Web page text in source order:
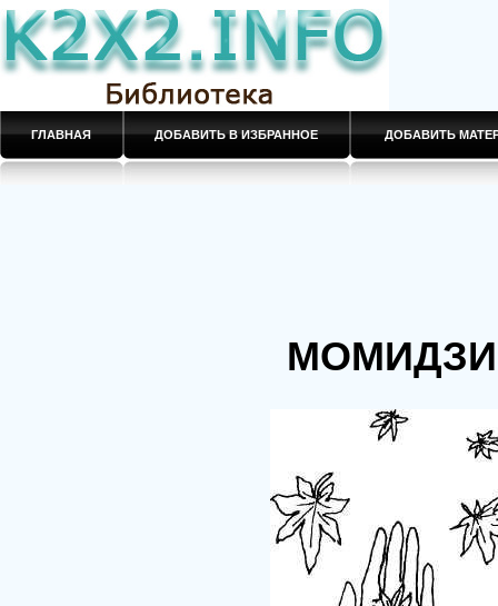
ГЛАВНАЯ ДОБАВИТЬ В ИЗБРАННОЕ ДОБАВИТЬ